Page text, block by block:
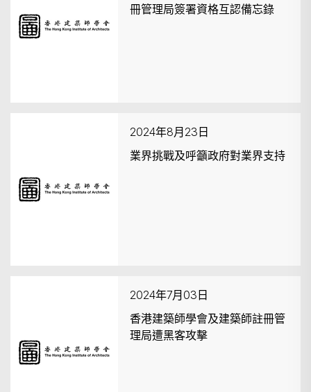
冊管理局簽署資格互認備忘錄
2024年8月23日
業界挑戰及呼籲政府對業界支持
2024年7月03日
香港建築師學會及建築師註冊管
理局遭黑客攻擊